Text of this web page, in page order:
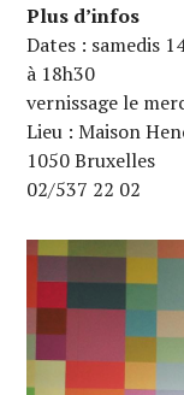
Plus d’infos
Dates : samedis
à 18h30
vernissage le
Lieu : Maison
1050 Bruxelles
02/537 22 02